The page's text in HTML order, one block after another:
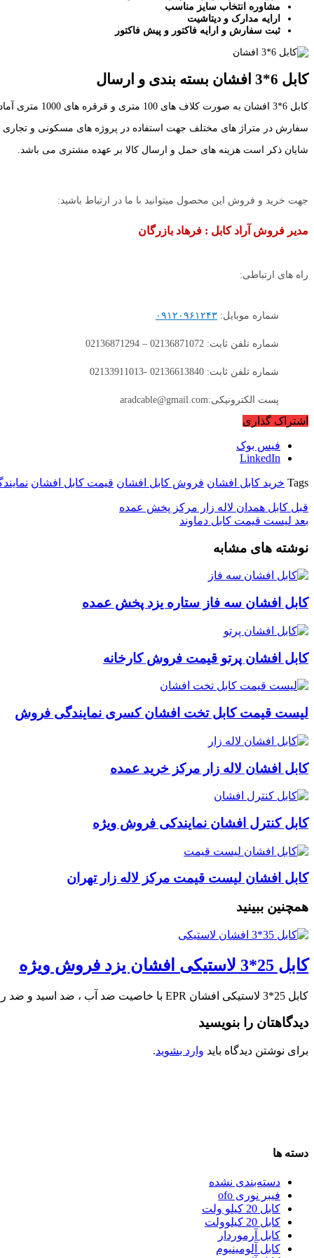
مشاوره انتخاب سایز مناسب
ارایه مدارک و دیتاشیت
ثبت سفارش و ارایه فاکتور و پیش فاکتور
کابل 6*3 افشان بسته بندی و ارسال
کابل 6*3 افشان به صورت کلاف های 100 متری و قرقره های 1000 متری آماده بسته بندی و ارسال به سراسر کشور می باشد. مارکینگ این کابل مطابق استاندارد های توانیر و استاندارد های بین المللی بر روی آن حک شده است.
سفارش در متراژ های مختلف جهت استفاده در پروژه های مسکونی و
شایان ذکر است هزینه های حمل و ارسال کالا بر عهده مشتری می باشد.
جهت خرید و فروش این محصول میتوانید با ما در ارتباط باشید:
مدیر فروش آراد کابل : فرهاد بازرگان
راه های ارتباطی:
شماره موبایل: ۰۹۱۲۰۹۶۱۲۴۳
شماره تلفن ثابت: 02136871072 – 02136871294
شماره تلفن ثابت: 02136613840 -02133911013
پست الکترونیکی:aradcable@gmail.com
اشتراک گذاری
فیس بوک
LinkedIn
Tags خرید کابل افشان فروش کابل افشان قیمت کابل افشان
قبل کابل همدان لاله زار مرکز پخش عمده
بعد لیست قیمت کابل دماوند
نوشته های مشابه
کابل افشان سه فاز ستاره یزد پخش عمده
کابل افشان پرتو قیمت فروش کارخانه
لیست قیمت کابل تخت افشان کسری نمایندگی فروش
کابل افشان لاله زار مرکز خرید عمده
کابل کنترل افشان نمایندکی فروش ویژه
کابل افشان لیست قیمت مرکز لاله زار تهران
همچنین ببینید
کابل 25*3 لاستیکی افشان یزد فروش ویژه
کابل 25*3 لاستیکی افشان EPR با خاصیت ضد آب ، ضد اسید و ضد روغن …
دیدگاهتان را بنویسید
برای نوشتن دیدگاه باید وارد بشوید.
دسته ها
دسته‌بندی نشده
فیبر نوری ofo
کابل 20 کیلو ولت
کابل 20 کیلوولت
کابل آرموردار
کابل آلومینیوم